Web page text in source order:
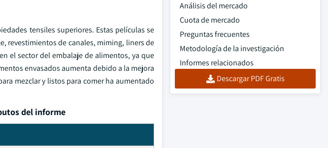
tensiles superiores. Estas películas se
revestimientos de canales, miming, liners de
el sector del embalaje de alimentos, ya que
envasados aumenta debido a la mejora
mezclar y listos para comer ha aumentado
del informe
Análisis del mercado
Cuota de mercado
Preguntas frecuentes
Metodología de la investigación
Informes relacionados
Descargar PDF Gratis